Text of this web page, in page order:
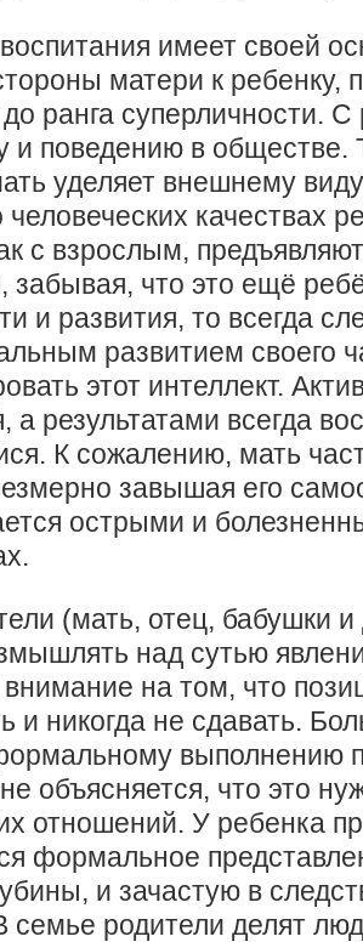
имеет своей
матери к ребенку,
ранга суперличности.
и поведению в обществе.
уделяет внешнему
человеческих качествах
с взрослым,
забывая, что это ещё
и развития, то всегда
развитием своего
этот интеллект.
а результатами всегда
К сожалению, мать
завышая его
острыми и
(мать, отец, бабушки
над сутью
внимание на том, что
и никогда не сдавать.
выполнению
объясняется, что это
отношений. У ребенка
формальное
и зачастую в
семье родители делят